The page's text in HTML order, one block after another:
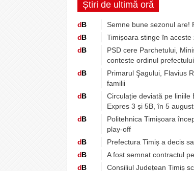
Știri de ultimă oră
dB
Semne bune sezonul are!
dB
Timișoara stinge în
dB
PSD cere Parchetului,
conteste ordinul
dB
Primarul Şagului, Flavius
familii
dB
Circulație deviată pe liniile
Expres 3 și 5B, în 5 august
dB
Politehnica Timișoara
play-off
dB
Prefectura Timiș a decis
dB
A fost semnat contractul
dB Consiliul Județean Timiș